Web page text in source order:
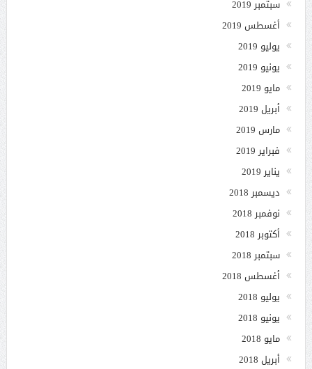
سبتمبر 2019
أغسطس 2019
يوليو 2019
يونيو 2019
مايو 2019
أبريل 2019
مارس 2019
فبراير 2019
يناير 2019
ديسمبر 2018
نوفمبر 2018
أكتوبر 2018
سبتمبر 2018
أغسطس 2018
يوليو 2018
يونيو 2018
مايو 2018
أبريل 2018